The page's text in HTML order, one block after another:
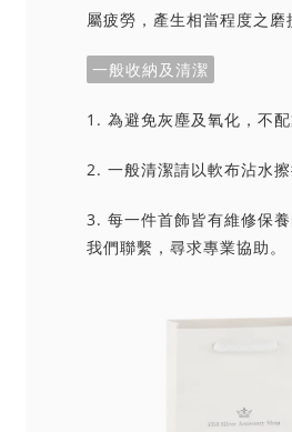
屬疲勞，產生相當程度之磨
一般收納及清潔
1. 為避免灰塵及氧化，不
2. 一般清潔請以軟布沾水
3. 每一件首飾皆有維修保
我們聯繫，尋求專業協助。